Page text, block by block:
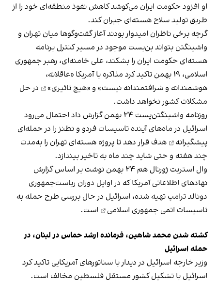
او افزود حکومت ایران می‌کوشد کاهش نفوذ منطقه‌ای خود را از
طریق تولید سلاح هسته‌ای جبران کند.
گرچه برخی ناظران امیدوار بودند آغاز گفت‌وگوها میان تهران و
واشینگتن بتواند بن‌بست موجود در مسیر کنترل برنامه
هسته‌ای حکومت ایران را بشکند، علی خامنه‌ای، رهبر جمهوری
اسلامی، ۱۹ بهمن تاکید کرد مذاکره با آمریکا «عاقلانه،
هوشمندانه و شرافتمندانه نیست» و«هیچ تاثیری»
در حل
مشکلات کشور نخواهد داشت.
روزنامه واشینگتن‌پست ۲۴ بهمن گزارش داد احتمال می‌رود
اسرائیل در ماه‌های آینده تاسیسات فردو و نطنز را درحمله‌ای
پیشگیرانه
هدف قرار دهد تا پروژه هسته‌ای تهران را به‌مدت
چند هفته و حتی شاید چند ماه به تاخیر بیندازد.
وال‌ استریت‌ ژورنال هم ۲۴ بهمن نوشت بر اساس گزارش
نهادهای اطلاعاتی آمریکا که در اوایل دوران ریاست‌جمهوری
دونالد ترامپ تهیه شده، اسرائیل در حال بررسی طرح حمله به
تاسیسات اتمی جمهوری اسلامی
است.
کشته شدن محمد شاهین، فرمانده ارشد حماس در لبنان، در
حمله اسرائیل
وزیر خارجه اسرائیل در دیدار با سناتورهای آمریکایی تاکید کرد
اسرائیل با تشکیل کشور مستقل فلسطین مخالف است.